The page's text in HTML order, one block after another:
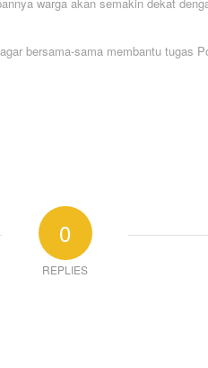
bersama-sama membantu tugas
0
REPLIES